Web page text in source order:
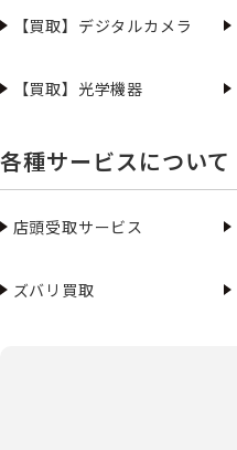
【買取】デジタルカメラ
【買取】光学機器
各種サービスについて
店頭受取サービス
ズバリ買取